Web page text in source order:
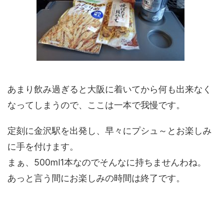
あまり飲み過ぎると大阪に着いてから何も出来なく
なってしまうので、ここは一本で我慢です。
定刻に金沢駅を出発し、早々にプシュ～とお楽しみ
に手を付けます。
まぁ、500ml1本なのでそんなに持ちませんわね。
あっと言う間にお楽しみの時間は終了です。